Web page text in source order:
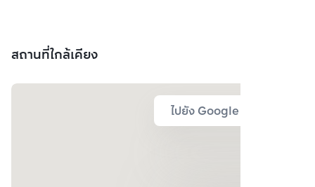
สถานที่ใกล้เคียง
ไปยัง Google Map